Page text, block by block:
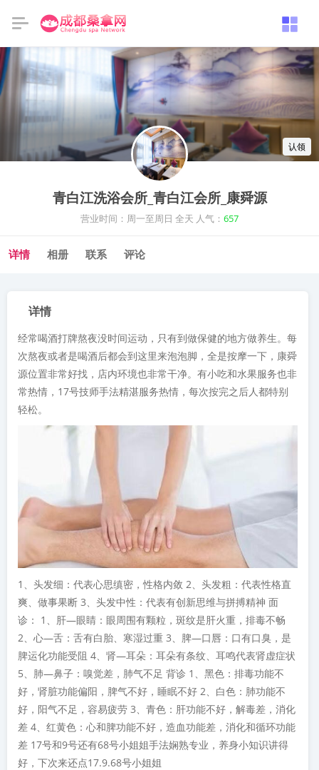
认领
青白江洗浴会所_青白江会所_康舜源
营业时间：周一至周日 全天 人气： 657
详情 相册 联系 评论
详情
经常喝酒打牌熬夜没时间运动，只有到做保健的地方做养生。每
次熬夜或者是喝酒后都会到这里来泡泡脚，全是按摩一下，康舜
源位置非常好找，店内环境也非常干净。有小吃和水果服务也非
常热情，17号技师手法精湛服务热情，每次按完之后人都特别
轻松。
1、头发细：代表心思缜密，性格内敛 2、头发粗：代表性格直
爽、做事果断 3、头发中性：代表有创新思维与拼搏精神 面
诊： 1、肝—眼睛：眼周围有颗粒，斑纹是肝火重，排毒不畅
2、心—舌：舌有白胎、寒湿过重 3、脾—口唇：口有口臭，是
脾运化功能受阻 4、肾—耳朵：耳朵有条纹、耳鸣代表肾虚症状
5、肺—鼻子：嗅觉差，肺气不足 背诊 1、黑色：排毒功能不
好，肾脏功能偏阳，脾气不好，睡眠不好 2、白色：肺功能不
好，阳气不足，容易疲劳 3、青色：肝功能不好，解毒差，消化
差 4、红黄色：心和脾功能不好，造血功能差，消化和循环功能
差 17号和9号还有68号小姐姐手法娴熟专业，养身小知识讲得
好，下次来还点17.9.68号小姐姐